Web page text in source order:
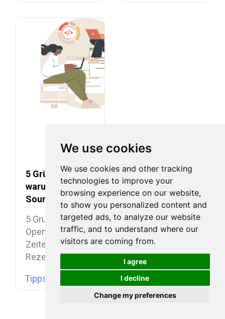
We use cookies
We use cookies and other tracking
technologies to improve your
browsing experience on our website,
to show you personalized content and
targeted ads, to analyze our website
traffic, and to understand where our
visitors are coming from.
I agree
I decline
Change my preferences
5 Gründe,
warum Open
Source in Zeiten
der Rezession
die beste Wahl
ist
5 Gründe, warum
Open Source in
Zeiten der
Rezession die
beste Wahl…
Tipps und Tricks